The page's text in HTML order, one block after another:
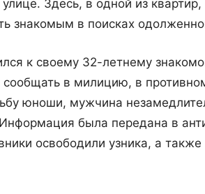
Здесь, в одной из
знакомым в поисках
к своему 32-летнему
сообщать в милицию, в
юноши, мужчина
была передана в
освободили узника, а